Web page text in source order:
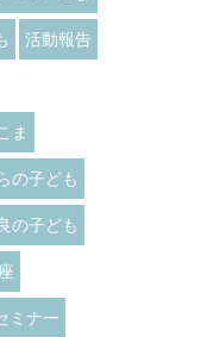
活動報告
ま
の子ども
の子ども
ミナー